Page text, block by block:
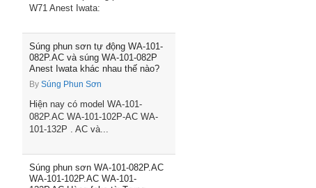
W71 Anest Iwata:
Súng phun sơn tự động WA-101-
082P.AC và súng WA-101-082P
Anest Iwata khác nhau thế nào?
By Súng Phun Sơn
Hiện nay có model WA-101-
082P.AC WA-101-102P-AC WA-
101-132P . AC và...
Súng phun sơn WA-101-082P.AC
WA-101-102P.AC WA-101-